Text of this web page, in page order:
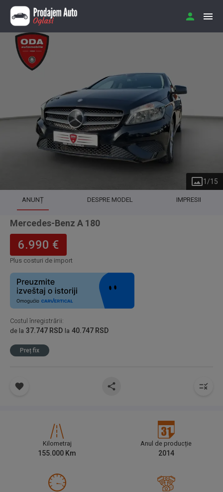
1 /15
ANUNȚ DESPRE MODEL IMPRESII
Mercedes-Benz A 180
6.990 €
Plus costuri de import
Costul înregistrării:
de la 37.747 RSD la 40.747 RSD
Preț fix
Kilometraj
155.000 Km
Anul de producție
2014